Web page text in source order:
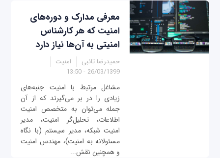
معرفی مدارک و دوره‌های
امنیت که هر کارشناس
امنیتی به آن‌ها نیاز دارد
حمیدرضا تائبی
امنیت
26/03/1399 - 13:50
مشاغل مرتبط با امنیت جنبه‌های
زیادی را در بر می‌گیرند که از آن
جمله می‌توان به متخصص امنیت
اطلاعات، تحلیل‌گر امنیت، مدیر
امنیت شبکه، مدیر سیستم (با نگاه
مسئولانه به امنیت)، مهندس امنیت
و همچنین نقش‌...